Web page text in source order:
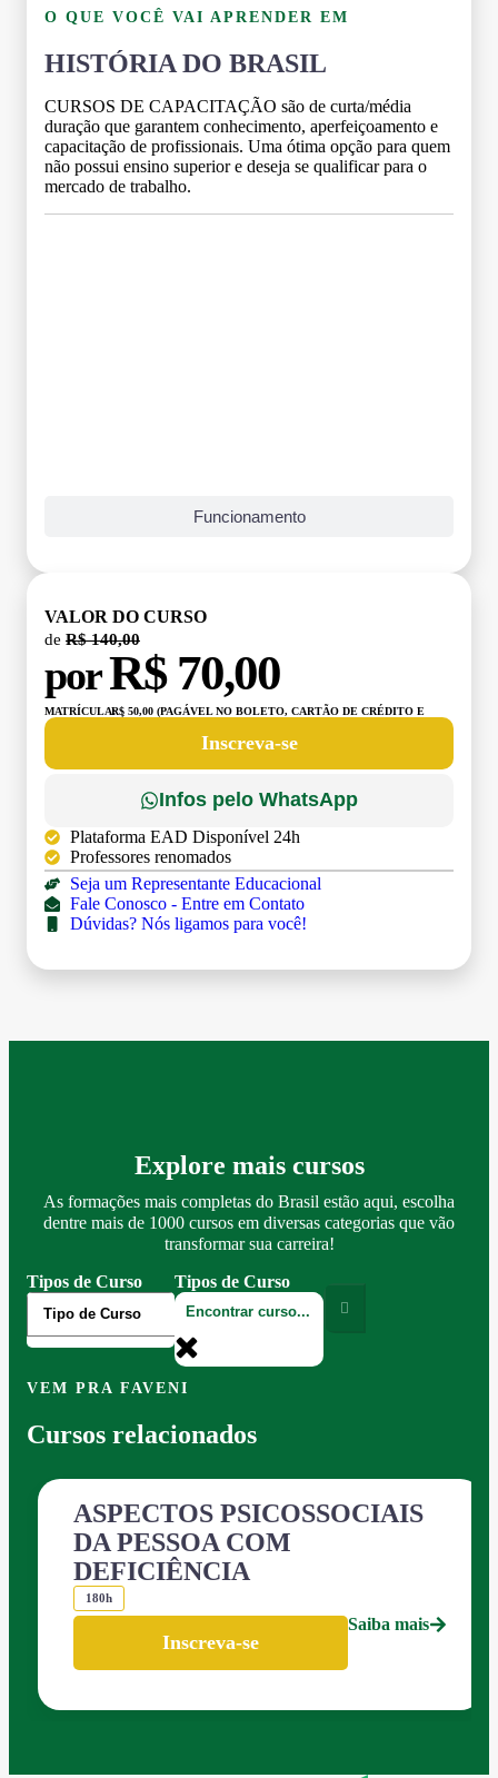
O QUE VOCÊ VAI APRENDER EM
HISTÓRIA DO BRASIL
CURSOS DE CAPACITAÇÃO são de curta/média
duração que garantem conhecimento, aperfeiçoamento e
capacitação de profissionais. Uma ótima opção para quem
não possui ensino superior e deseja se qualificar para o
mercado de trabalho.
Funcionamento
VALOR DO CURSO
de R$ 140,00
porR$ 70,00
MATRÍCULA:R$ 50,00 (PAGÁVEL NO BOLETO, CARTÃO DE CRÉDITO E
Inscreva-se
Infos pelo WhatsApp
Plataforma EAD Disponível 24h
Professores renomados
Seja um Representante Educacional
Fale Conosco - Entre em Contato
Dúvidas? Nós ligamos para você!
Explore mais cursos
As formações mais completas do Brasil estão aqui, escolha
dentre mais de 1000 cursos em diversas categorias que vão
transformar sua carreira!
Tipos de Curso
Tipos de Curso
VEM PRA FAVENI
Cursos relacionados
ASPECTOS PSICOSSOCIAIS
DA PESSOA COM
DEFICIÊNCIA
180h
Inscreva-se
Saiba mais